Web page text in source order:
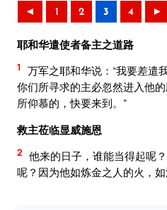
◄ 1 2 3 4 ►
耶和华遣使者备主之道路
1
万军之耶和华说：“我要差遣
你们所寻求的主必忽然进入他
所仰慕的，快要来到。”
救主莅临显威施恩
2 他来的日子，谁能当得起呢
呢？因为他如炼金之人的火，如